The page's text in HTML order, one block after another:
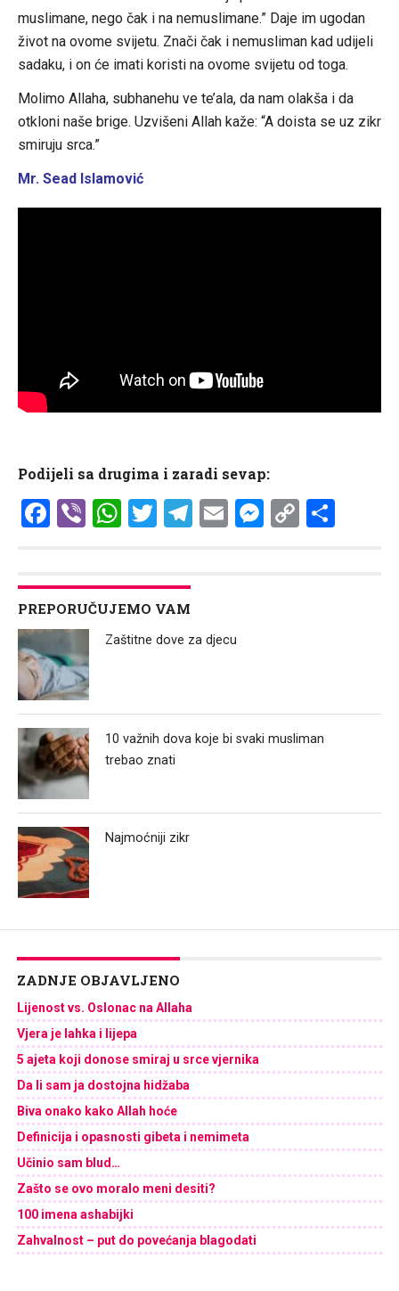
muslimane, nego čak i na nemuslimane.” Daje im ugodan
život na ovome svijetu. Znači čak i nemusliman kad udijeli
sadaku, i on će imati koristi na ovome svijetu od toga.
Molimo Allaha, subhanehu ve te’ala, da nam olakša i da
otkloni naše brige. Uzvišeni Allah kaže: “A doista se uz zikr
smiruju srca.”
Mr. Sead Islamović
Podijeli sa drugima i zaradi sevap:
Facebook
ViberWhatsApp
Twitter
Telegram
Email Copy
PREPORUČUJEMO VAM
Zaštitne dove za djecu
10 važnih dova koje bi svaki musliman
trebao znati
Najmoćniji zikr
ZADNJE OBJAVLJENO
Lijenost vs. Oslonac na Allaha
Vjera je lahka i lijepa
5 ajeta koji donose smiraj u srce vjernika
Da li sam ja dostojna hidžaba
Biva onako kako Allah hoće
Definicija i opasnosti gibeta i nemimeta
Učinio sam blud…
Zašto se ovo moralo meni desiti?
100 imena ashabijki
Zahvalnost – put do povećanja blagodati